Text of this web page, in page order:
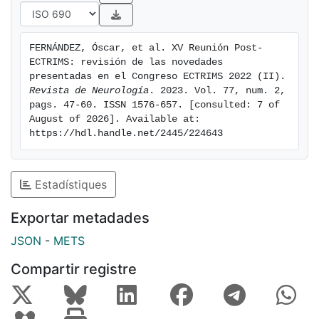
measures to assess DMT in progressive stages,
challenges in the diagnosis and treatment of cognitive
impairment, and treatment in special situations
(pregnancy, comorbidity and the elderly). In addition,
results from some of the latest studies with oral
cladribine and evobrutinib presented at ECTRIMS
2022 are shown.
FERNÁNDEZ, Óscar, et al. XV Reunión Post-
ECTRIMS: revisión de las novedades
Revista de Neurología . 2023. Vol. 77, num. 2,
pags. 47-60. ISSN 1576-657. [consulted: 7 of
August of 2026]. Available at:
https://hdl.handle.net/2445/224643
Estadístiques
Exportar metadades
JSON - METS
Compartir registre